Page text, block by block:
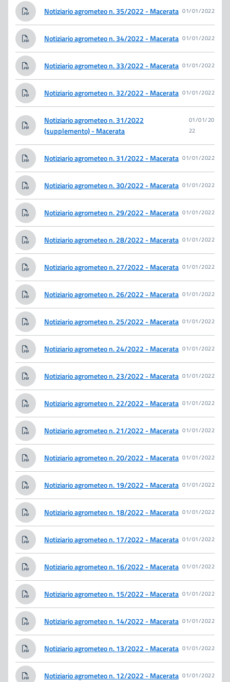
Notiziario agrometeo n. 35/2022 - Macerata 01/01/2022
Notiziario agrometeo n. 34/2022 - Macerata 01/01/2022
Notiziario agrometeo n. 33/2022 - Macerata 01/01/2022
Notiziario agrometeo n. 32/2022 - Macerata 01/01/2022
Notiziario agrometeo n. 31/2022
(supplemento) - Macerata
01/01/20
22
Notiziario agrometeo n. 31/2022 - Macerata 01/01/2022
Notiziario agrometeo n. 30/2022 - Macerata 01/01/2022
Notiziario agrometeo n. 29/2022 - Macerata 01/01/2022
Notiziario agrometeo n. 28/2022 - Macerata 01/01/2022
Notiziario agrometeo n. 27/2022 - Macerata 01/01/2022
Notiziario agrometeo n. 26/2022 - Macerata 01/01/2022
Notiziario agrometeo n. 25/2022 - Macerata 01/01/2022
Notiziario agrometeo n. 24/2022 - Macerata 01/01/2022
Notiziario agrometeo n. 23/2022 - Macerata 01/01/2022
Notiziario agrometeo n. 22/2022 - Macerata 01/01/2022
Notiziario agrometeo n. 21/2022 - Macerata 01/01/2022
Notiziario agrometeo n. 20/2022 - Macerata 01/01/2022
Notiziario agrometeo n. 19/2022 - Macerata 01/01/2022
Notiziario agrometeo n. 18/2022 - Macerata 01/01/2022
Notiziario agrometeo n. 17/2022 - Macerata 01/01/2022
Notiziario agrometeo n. 16/2022 - Macerata 01/01/2022
Notiziario agrometeo n. 15/2022 - Macerata 01/01/2022
Notiziario agrometeo n. 14/2022 - Macerata 01/01/2022
Notiziario agrometeo n. 13/2022 - Macerata 01/01/2022
Notiziario agrometeo n. 12/2022 - Macerata 01/01/2022